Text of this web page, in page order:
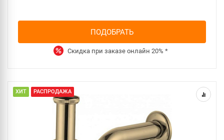
ПОДОБРАТЬ
Скидка при заказе онлайн 20% *
ХИТ РАСПРОДАЖА